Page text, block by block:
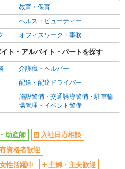
教育・保育
ヘルス・ビューティー
オフィスワーク・事務
ト・アルバイト・パートを探す
介護職・ヘルパー
配送・配達ドライバー
施設警備・交通誘導警備・駐車輪
場管理・イベント警備
助産師
入社日応相談
資格者歓迎
女性活躍中
主婦・主夫歓迎